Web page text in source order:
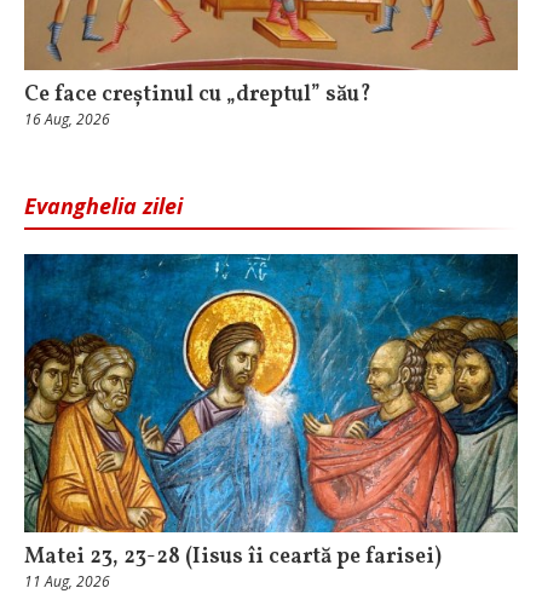
Ce face creștinul cu „dreptul” său?
16 Aug, 2026
Evanghelia zilei
Matei 23, 23-28 (Iisus îi ceartă pe farisei)
11 Aug, 2026